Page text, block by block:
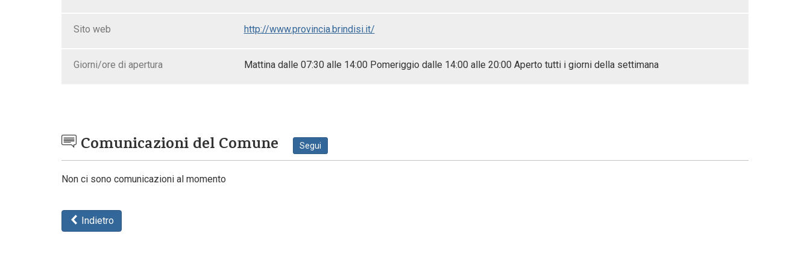
Sito web http://www.provincia.brindisi.it/
Giorni/ore di apertura Mattina dalle 07:30 alle 14:00 Pomeriggio dalle 14:00 alle 20:00 Aperto tutti i giorni della settimana
Comunicazioni del Comune Segui
Non ci sono comunicazioni al momento
Indietro